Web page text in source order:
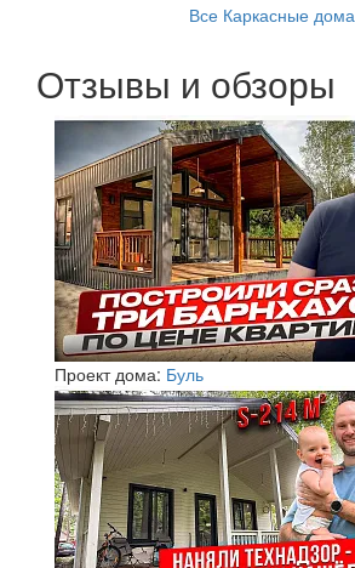
Все Каркасные дома
Отзывы и обзоры
Проект дома: Буль